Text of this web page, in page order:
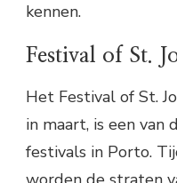
kennen.
Festival of St.
Het Festival of St.
in maart, is een van
festivals in Porto.